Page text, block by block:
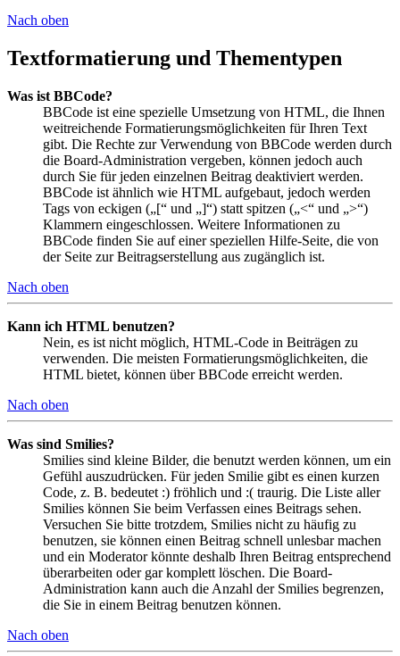
Nach oben
Textformatierung und Thementypen
Was ist BBCode?
BBCode ist eine spezielle Umsetzung von HTML, die Ihnen
weitreichende Formatierungsmöglichkeiten für Ihren Text
gibt. Die Rechte zur Verwendung von BBCode werden durch
die Board-Administration vergeben, können jedoch auch
durch Sie für jeden einzelnen Beitrag deaktiviert werden.
BBCode ist ähnlich wie HTML aufgebaut, jedoch werden
Tags von eckigen („[“ und „]“) statt spitzen („<“ und „>“)
Klammern eingeschlossen. Weitere Informationen zu
BBCode finden Sie auf einer speziellen Hilfe-Seite, die von
der Seite zur Beitragserstellung aus zugänglich ist.
Nach oben
Kann ich HTML benutzen?
Nein, es ist nicht möglich, HTML-Code in Beiträgen zu
verwenden. Die meisten Formatierungsmöglichkeiten, die
HTML bietet, können über BBCode erreicht werden.
Nach oben
Was sind Smilies?
Smilies sind kleine Bilder, die benutzt werden können, um ein
Gefühl auszudrücken. Für jeden Smilie gibt es einen kurzen
Code, z. B. bedeutet :) fröhlich und :( traurig. Die Liste aller
Smilies können Sie beim Verfassen eines Beitrags sehen.
Versuchen Sie bitte trotzdem, Smilies nicht zu häufig zu
benutzen, sie können einen Beitrag schnell unlesbar machen
und ein Moderator könnte deshalb Ihren Beitrag entsprechend
überarbeiten oder gar komplett löschen. Die Board-
Administration kann auch die Anzahl der Smilies begrenzen,
die Sie in einem Beitrag benutzen können.
Nach oben